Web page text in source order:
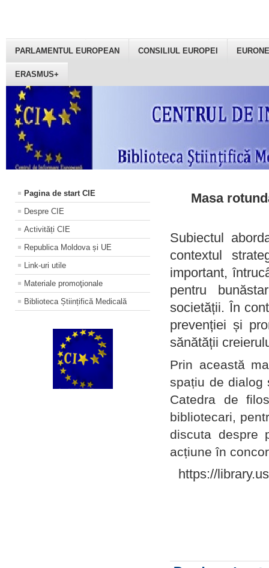
PARLAMENTUL EUROPEAN CONSILIUL EUROPEI
ERASMUS+
Pagina de start CIE
Despre CIE
Activități CIE
Republica Moldova și UE
Link-uri utile
Materiale promoţionale
Biblioteca Științifică Medicală
Masa
Subiectul
contextul
important,
pentru
societății. În
prevenției și
sănătății
Prin această
spațiu de dialog
Catedra de
bibliotecari,
discuta despre
acțiune în
https://